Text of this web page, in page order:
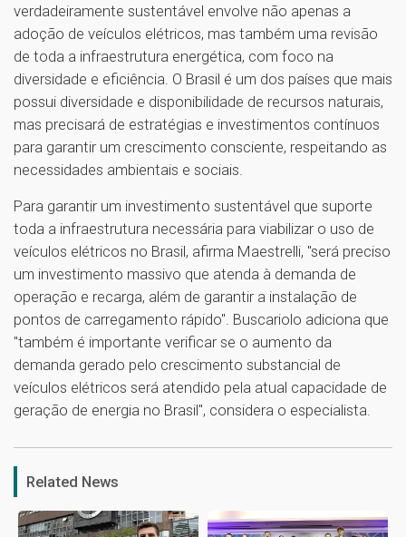
verdadeiramente sustentável envolve não apenas a
adoção de veículos elétricos, mas também uma revisão
de toda a infraestrutura energética, com foco na
diversidade e eficiência. O Brasil é um dos países que mais
possui diversidade e disponibilidade de recursos naturais,
mas precisará de estratégias e investimentos contínuos
para garantir um crescimento consciente, respeitando as
necessidades ambientais e sociais.
Para garantir um investimento sustentável que suporte
toda a infraestrutura necessária para viabilizar o uso de
veículos elétricos no Brasil, afirma Maestrelli, "será preciso
um investimento massivo que atenda à demanda de
operação e recarga, além de garantir a instalação de
pontos de carregamento rápido". Buscariolo adiciona que
"também é importante verificar se o aumento da
demanda gerado pelo crescimento substancial de
veículos elétricos será atendido pela atual capacidade de
geração de energia no Brasil", considera o especialista.
1
Related News